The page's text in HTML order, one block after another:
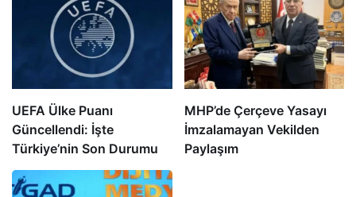
UEFA Ülke Puanı
Güncellendi: İşte
Türkiye’nin Son Durumu
MHP’de Çerçeve Yasayı
İmzalamayan Vekilden
Paylaşım